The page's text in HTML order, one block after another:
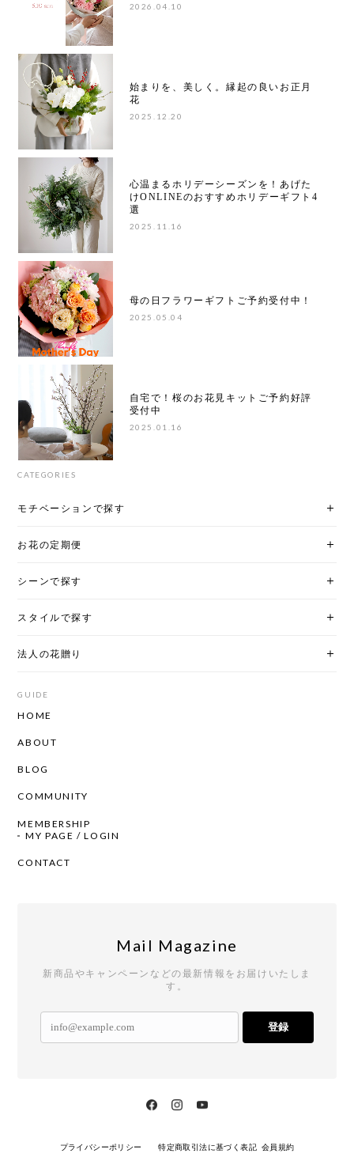
2026.04.10
始まりを、美しく。縁起の良いお正月
花
2025.12.20
心温まるホリデーシーズンを！あげた
けONLINEのおすすめホリデーギフト4
選
2025.11.16
母の日フラワーギフトご予約受付中！
2025.05.04
自宅で！桜のお花見キットご予約好評
受付中
2025.01.16
CATEGORIES
モチベーションで探す
お花の定期便
シーンで探す
スタイルで探す
法人の花贈り
GUIDE
HOME
ABOUT
BLOG
COMMUNITY
MEMBERSHIP
MY PAGE / LOGIN
CONTACT
Mail Magazine
新商品やキャンペーンなどの最新情報をお届けいたしま
す。
登録
プライバシーポリシー 特定商取引法に基づく表記 会員規約